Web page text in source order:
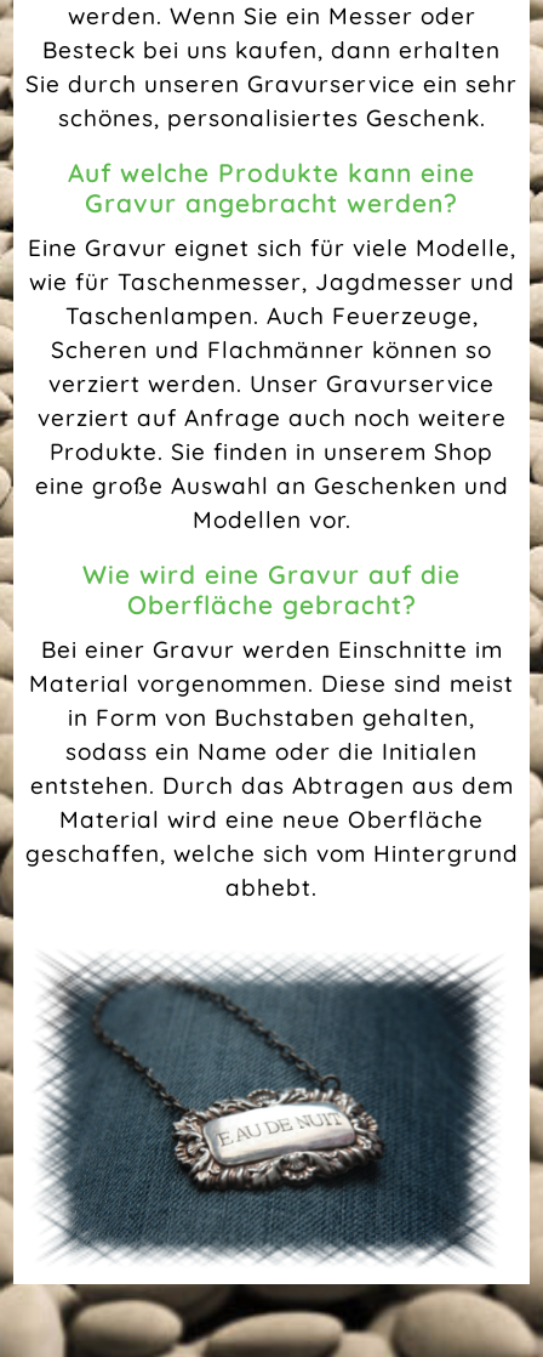
werden. Wenn Sie ein Messer oder
Besteck bei uns kaufen, dann erhalten
Sie durch unseren Gravurservice ein sehr
schönes, personalisiertes Geschenk.
Auf welche Produkte kann eine
Gravur angebracht werden?
Eine Gravur eignet sich für viele Modelle,
wie für Taschenmesser, Jagdmesser und
Taschenlampen. Auch Feuerzeuge,
Scheren und Flachmänner können so
verziert werden. Unser Gravurservice
verziert auf Anfrage auch noch weitere
Produkte. Sie finden in unserem Shop
eine große Auswahl an Geschenken und
Modellen vor.
Wie wird eine Gravur auf die
Oberfläche gebracht?
Bei einer Gravur werden Einschnitte im
Material vorgenommen. Diese sind meist
in Form von Buchstaben gehalten,
sodass ein Name oder die Initialen
entstehen. Durch das Abtragen aus dem
Material wird eine neue Oberfläche
geschaffen, welche sich vom Hintergrund
abhebt.